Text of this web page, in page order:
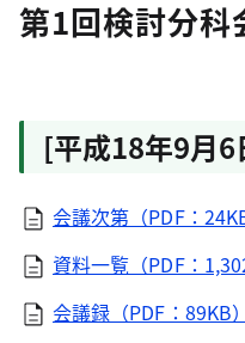
第1回検討分科
[平成18年9月6
会議次第（PDF：24KB
資料一覧（PDF：
会議録（PDF：89KB）